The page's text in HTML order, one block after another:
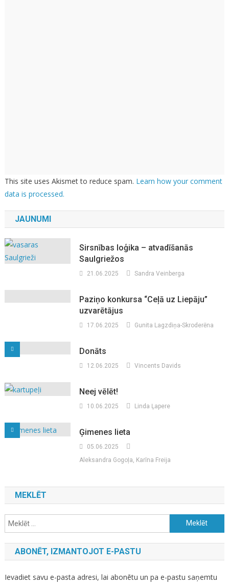
This site uses Akismet to reduce spam. Learn how your comment
data is processed.
JAUNUMI
Sirsnības loģika – atvadīšanās
Saulgriežos
21.06.2025 Sandra Veinberga
Paziņo konkursa “Ceļā uz Liepāju”
uzvarētājus
17.06.2025 Gunita Lagzdiņa-Skroderēna
Donāts
12.06.2025 Vincents Davids
Neej vēlēt!
10.06.2025 Linda Ļapere
Ģimenes lieta
05.06.2025
Aleksandra Gogoļa, Karīna Freija
MEKLĒT
Meklēt:
ABONĒT, IZMANTOJOT E-PASTU
Ievadiet savu e-pasta adresi, lai abonētu un pa e-pastu saņemtu